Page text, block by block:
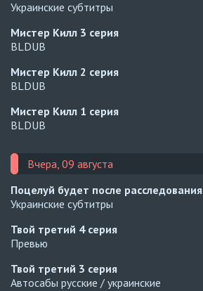
Украинские субтитры
Мистер Килл 3 серия
BLDUB
Мистер Килл 2 серия
BLDUB
Мистер Килл 1 серия
BLDUB
Вчера, 09 августа
Поцелуй будет после расследования
Украинские субтитры
Твой третий 4 серия
Превью
Твой третий 3 серия
Автосабы русские / украинские